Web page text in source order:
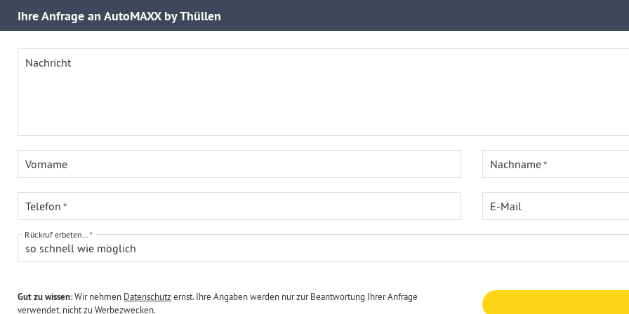
IhreAnfrage an AutoMAXX by Thüllen
Nachricht
Vorname Nachname
Telefon E-Mail
so schnell wie möglich
Rückruf erbeten...
Gut zu wissen:Wir nehmen Datenschutzernst. Ihre Angaben werden nur zur Beantwortung Ihrer Anfrage
verwendet, nicht zu Werbezwecken.